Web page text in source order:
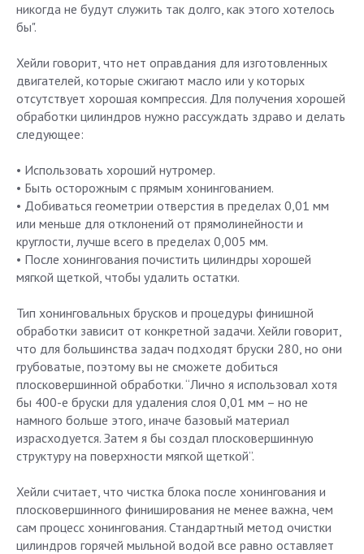
никогда не будут служить так долго, как этого хотелось
бы".
Хейли говорит, что нет оправдания для изготовленных
двигателей, которые сжигают масло или у которых
отсутствует хорошая компрессия. Для получения хорошей
обработки цилиндров нужно рассуждать здраво и делать
следующее:
• Использовать хороший нутромер.
• Быть осторожным с прямым хонингованием.
• Добиваться геометрии отверстия в пределах 0,01 мм
или меньше для отклонений от прямолинейности и
круглости, лучше всего в пределах 0,005 мм.
• После хонингования почистить цилиндры хорошей
мягкой щеткой, чтобы удалить остатки.
Тип хонинговальных брусков и процедуры финишной
обработки зависит от конкретной задачи. Хейли говорит,
что для большинства задач подходят бруски 280, но они
грубоватые, поэтому вы не сможете добиться
плосковершинной обработки. “Лично я использовал хотя
бы 400-е бруски для удаления слоя 0,01 мм – но не
намного больше этого, иначе базовый материал
израсходуется. Затем я бы создал плосковершинную
структуру на поверхности мягкой щеткой”.
Хейли считает, что чистка блока после хонингования и
плосковершинного финиширования не менее важна, чем
сам процесс хонингования. Стандартный метод очистки
цилиндров горячей мыльной водой все равно оставляет